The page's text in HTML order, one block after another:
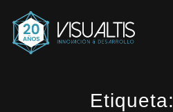
Etiqueta: